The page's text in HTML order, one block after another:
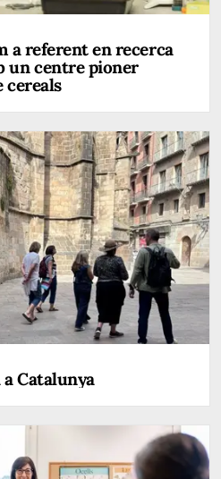
a referent en recerca
un centre pioner
cereals
a Catalunya